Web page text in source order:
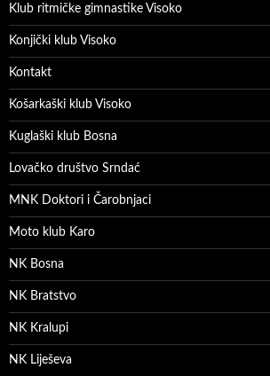
Klub ritmičke gimnastike Visoko
Konjički klub Visoko
Kontakt
Košarkaški klub Visoko
Kuglaški klub Bosna
Lovačko društvo Srndać
MNK Doktori i Čarobnjaci
Moto klub Karo
NK Bosna
NK Bratstvo
NK Kralupi
NK Liješeva